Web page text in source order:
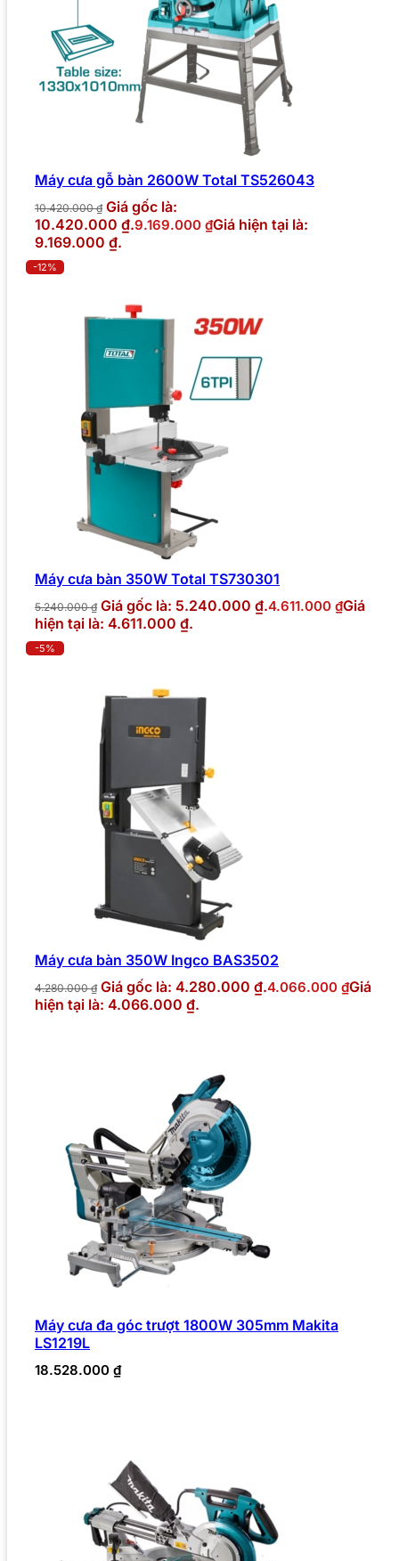
Máy cưa gỗ bàn 2600W Total TS526043
10.420.000₫ Giá gốc là:
10.420.000 ₫.9.169.000 ₫Giá hiện tại là:
9.169.000 ₫.
-12%
Máy cưa bàn 350W Total TS730301
5.240.000₫ Giá gốc là: 5.240.000 ₫.4.611.000 ₫Giá
hiện tại là: 4.611.000 ₫.
-5%
Máy cưa bàn 350W Ingco BAS3502
4.280.000₫ Giá gốc là: 4.280.000 ₫.4.066.000 ₫Giá
hiện tại là: 4.066.000 ₫.
Máy cưa đa góc trượt 1800W 305mm Makita
LS1219L
18.528.000 ₫